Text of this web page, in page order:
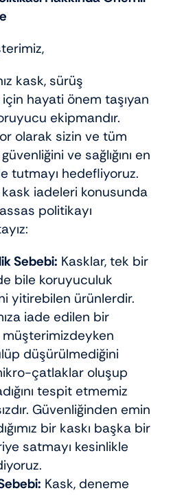
kask, sürüş
hayati önem taşıyan
ekipmandır.
olarak sizin ve tüm
ve sağlığını en
tutmayı hedefliyoruz.
iadeleri konusunda
politikayı
Sebebi: Kasklar, tek bir
bile koruyuculuk
yitirebilen ürünlerdir.
iade edilen bir
müşterimizdeyken
düşürülmediğini
çatlaklar oluşup
tespit etmemiz
Güvenliğinden emin
bir kaskı başka bir
satmayı kesinlikle
Kask, deneme